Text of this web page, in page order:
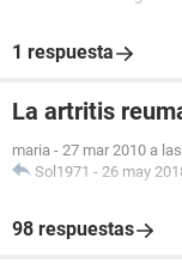
1 respuesta
La artritis
maria - 27 mar 2010 a
Sol1971 - 26 may
98 respuestas